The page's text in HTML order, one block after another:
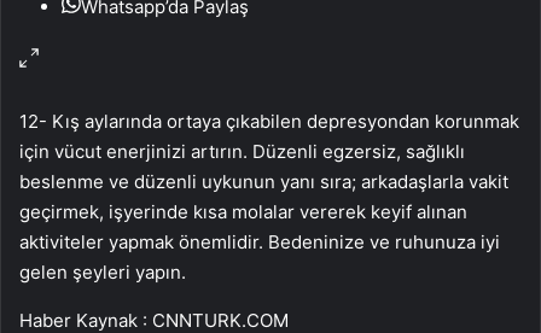
Whatsapp’da Paylaş
12- Kış aylarında ortaya çıkabilen depresyondan korunmak
için vücut enerjinizi artırın. Düzenli egzersiz, sağlıklı
beslenme ve düzenli uykunun yanı sıra; arkadaşlarla vakit
geçirmek, işyerinde kısa molalar vererek keyif alınan
aktiviteler yapmak önemlidir. Bedeninize ve ruhunuza iyi
gelen şeyleri yapın.
Haber Kaynak : CNNTURK.COM